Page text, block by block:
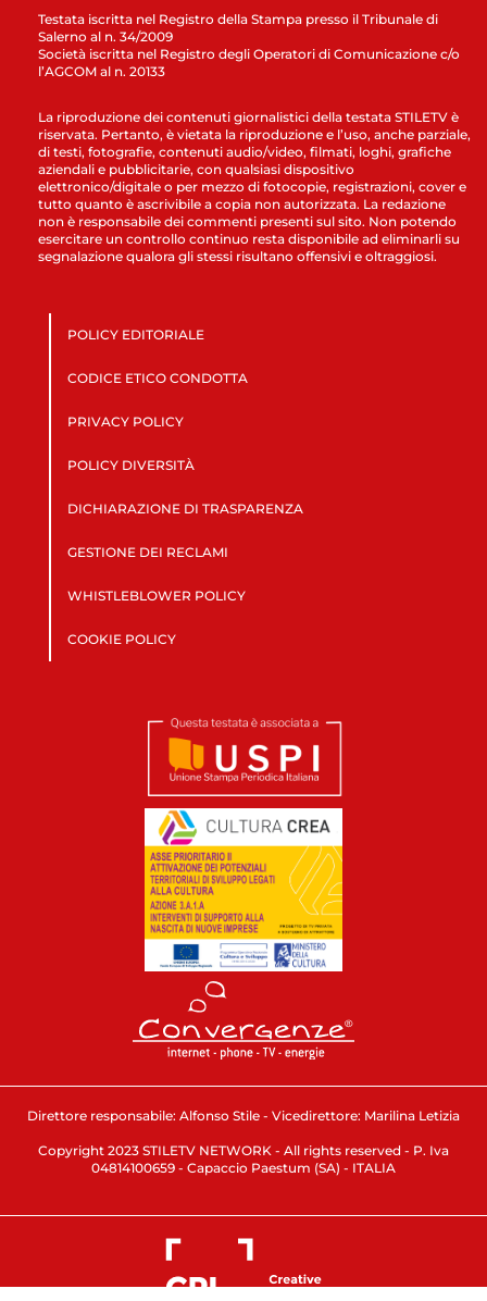
Testata iscritta nel Registro della Stampa presso il Tribunale di
Salerno al n. 34/2009
Società iscritta nel Registro degli Operatori di Comunicazione c/o
l’AGCOM al n. 20133
La riproduzione dei contenuti giornalistici della testata STILETV è
riservata. Pertanto, è vietata la riproduzione e l’uso, anche parziale,
di testi, fotografie, contenuti audio/video, filmati, loghi, grafiche
aziendali e pubblicitarie, con qualsiasi dispositivo
elettronico/digitale o per mezzo di fotocopie, registrazioni, cover e
tutto quanto è ascrivibile a copia non autorizzata. La redazione
non è responsabile dei commenti presenti sul sito. Non potendo
esercitare un controllo continuo resta disponibile ad eliminarli su
segnalazione qualora gli stessi risultano offensivi e oltraggiosi.
POLICY EDITORIALE
CODICE ETICO CONDOTTA
PRIVACY POLICY
POLICY DIVERSITÀ
DICHIARAZIONE DI TRASPARENZA
GESTIONE DEI RECLAMI
WHISTLEBLOWER POLICY
COOKIE POLICY
Direttore responsabile: Alfonso Stile - Vicedirettore: Marilina Letizia
Copyright 2023 STILETV NETWORK - All rights reserved - P. Iva
04814100659 - Capaccio Paestum (SA) - ITALIA